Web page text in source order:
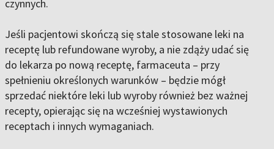
czynnych.
Jeśli pacjentowi skończą się stale stosowane leki na
receptę lub refundowane wyroby, a nie zdąży udać się
do lekarza po nową receptę, farmaceuta – przy
spełnieniu określonych warunków – będzie mógł
sprzedać niektóre leki lub wyroby również bez ważnej
recepty, opierając się na wcześniej wystawionych
receptach i innych wymaganiach.